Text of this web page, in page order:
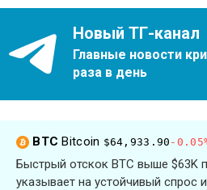
Новый ТГ-канал
Главные новости
раза в день
BTCBitcoin $64,933.90 -
Быстрый отскок BTC выше $63K
указывает на устойчивый спрос